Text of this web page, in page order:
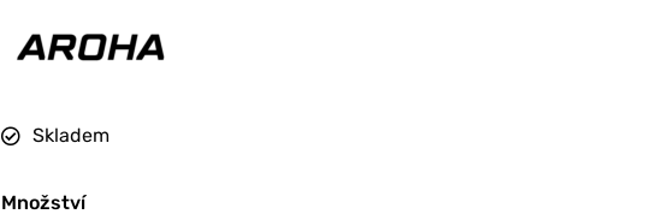
Skladem
Množství